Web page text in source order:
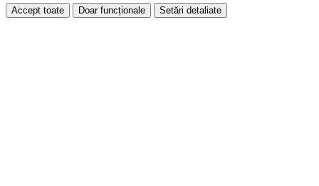
Accept toate Doar funcționale Setări detaliate